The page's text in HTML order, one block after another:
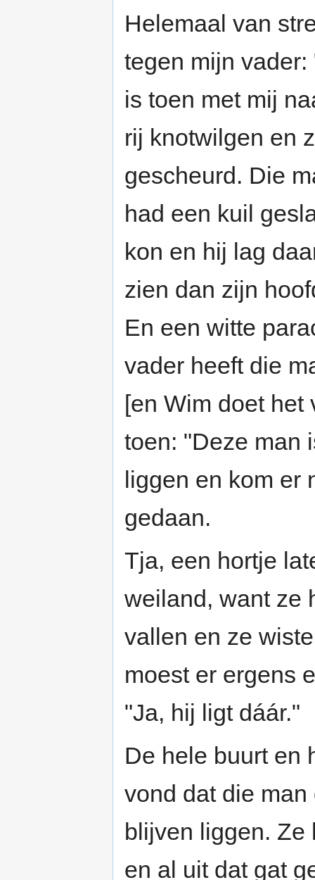
Helemaal van
tegen mijn
is toen met mij
rij knotwilgen en
gescheurd. Die
had een kuil
kon en hij lag
zien dan zijn
En een witte
vader heeft die
[en Wim doet
toen: "Deze man
liggen en kom er
gedaan.
Tja, een hortje
weiland, want ze
vallen en ze
moest er ergens
"Ja, hij ligt dáár."
De hele buurt en
vond dat die
blijven liggen. Ze
en al uit dat gat